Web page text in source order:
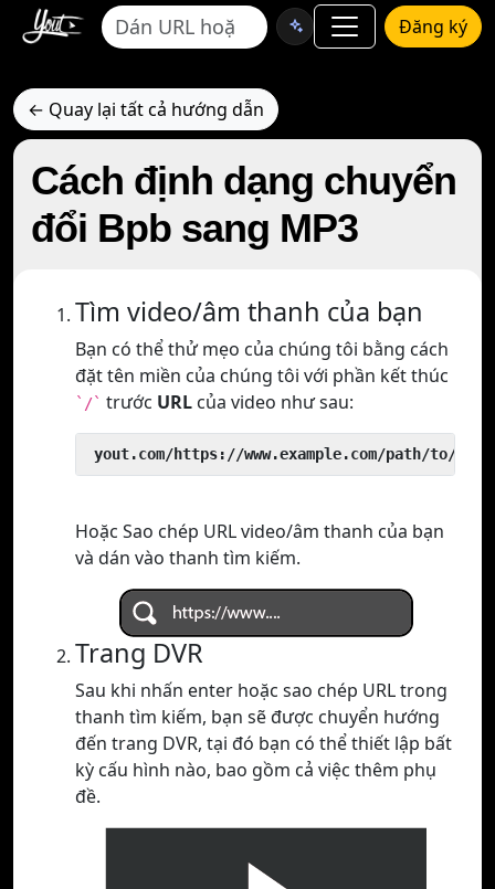
Đăng ký
← Quay lại tất cả hướng dẫn
Cách định dạng chuyển
đổi Bpb sang MP3
Tìm video/âm thanh của bạn
Bạn có thể thử mẹo của chúng tôi bằng cách
đặt tên miền của chúng tôi với phần kết thúc
`/` trước URL của video như sau:
yout.com/https://www.example.com/path/to/
Hoặc Sao chép URL video/âm thanh của bạn
và dán vào thanh tìm kiếm.
Trang DVR
Sau khi nhấn enter hoặc sao chép URL trong
thanh tìm kiếm, bạn sẽ được chuyển hướng
đến trang DVR, tại đó bạn có thể thiết lập bất
kỳ cấu hình nào, bao gồm cả việc thêm phụ
đề.